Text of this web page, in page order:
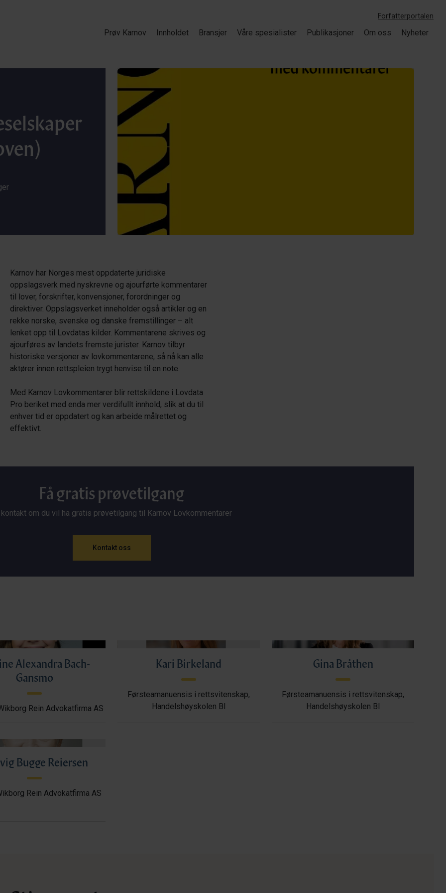
Forfatterportalen
Prøv Karnov Innholdet Bransjer Våre spesialister Publikasjoner Om oss Nyheter
Karnov har Norges mest oppdaterte juridiske
oppslagsverk med nyskrevne og ajourførte kommentarer
til lover, forskrifter, konvensjoner, forordninger og
direktiver. Oppslagsverket inneholder også artikler og en
rekke norske, svenske og danske fremstillinger – alt
lenket opp til Lovdatas kilder. Kommentarene skrives og
ajourføres av landets fremste jurister. Karnov tilbyr
historiske versjoner av lovkommentarene, så nå kan alle
aktører innen rettspleien trygt henvise til en note.
Med Karnov Lovkommentarer blir rettskildene i Lovdata
Pro beriket med enda mer verdifullt innhold, slik at du til
enhver tid er oppdatert og kan arbeide målrettet og
effektivt.
Få gratis prøvetilgang
kontakt om du vil ha gratis prøvetilgang til Karnov Lovkommentarer
Kontakt oss
Alexandra Bach-
Gansmo
Rein Advokatfirma AS
Kari Birkeland
Førsteamanuensis i rettsvitenskap,
Handelshøyskolen BI
Gina Bråthen
Førsteamanuensis i rettsvitenskap,
Handelshøyskolen BI
Bugge Reiersen
Rein Advokatfirma AS